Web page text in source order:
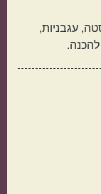
עגבניות,